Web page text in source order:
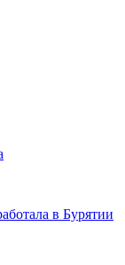
в Бурятии